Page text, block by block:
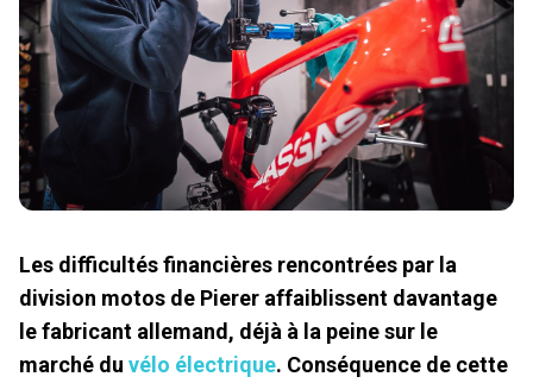
Les difficultés financières rencontrées par la
division motos de Pierer affaiblissent davantage
le fabricant allemand, déjà à la peine sur le
marché du vélo électrique. Conséquence de cette